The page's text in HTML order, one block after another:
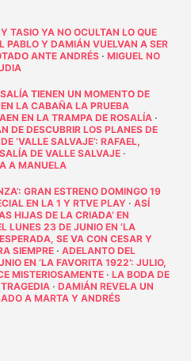
TASIO YA NO OCULTAN LO QUE
PABLO Y DAMIÁN VUELVAN A SER
ANTE ANDRÉS· MIGUEL NO
TIENEN UN MOMENTO DE
LA CABAÑA LA PRUEBA
EN LA TRAMPA DE ROSALÍA·
DE DESCUBRIR LOS PLANES DE
‘VALLE SALVAJE’: RAFAEL,
DE VALLE SALVAJE·
A MANUELA
GRAN ESTRENO DOMINGO 19
EN LA 1 Y RTVE PLAY· ASÍ
HIJAS DE LA CRIADA’ EN
LUNES 23 DE JUNIO EN ‘LA
SE VA CON CESAR Y
SIEMPRE· ADELANTO DEL
EN ‘LA FAVORITA 1922’: JULIO,
MISTERIOSAMENTE· LA BODA DE
· DAMIÁN REVELA UN
A MARTA Y ANDRÉS